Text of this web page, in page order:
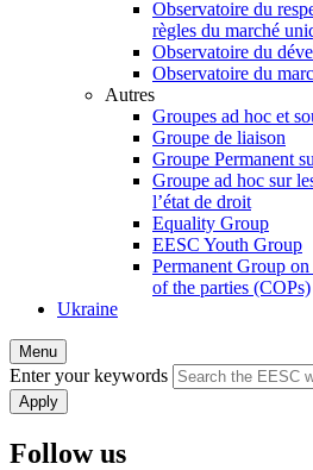
Observatoire du
règles du marché
Observatoire du
Observatoire du
Autres
Groupes ad hoc et
Groupe de liaison
Groupe Permanent
Groupe ad hoc sur
l’état de droit
Equality Group
EESC Youth Group
Permanent Group
of the parties (COPs)
Ukraine
Menu
to
Content
Enter your keywords
Follow us